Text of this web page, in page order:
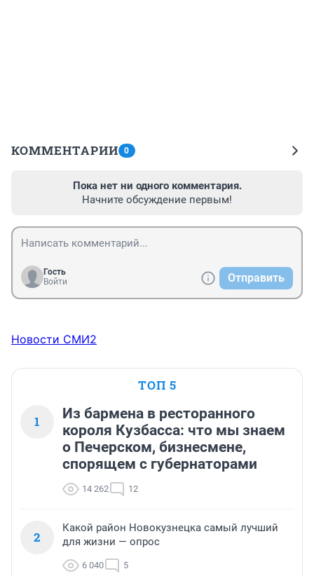
КОММЕНТАРИИ 0
Пока нет ни одного комментария.
Начните обсуждение первым!
Гость
Войти
Отправить
Новости СМИ2
ТОП 5
1
Из бармена в ресторанного
короля Кузбасса: что мы знаем
о Печерском, бизнесмене,
спорящем с губернаторами
14 262 12
2
Какой район Новокузнецка самый лучший
для жизни — опрос
6 040 5